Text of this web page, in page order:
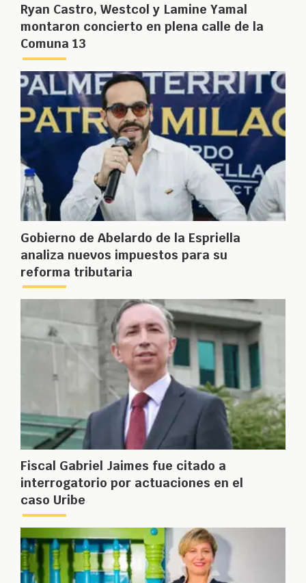
Ryan Castro, Westcol y Lamine Yamal
montaron concierto en plena calle de la
Comuna 13
Gobierno de Abelardo de la Espriella
analiza nuevos impuestos para su
reforma tributaria
Fiscal Gabriel Jaimes fue citado a
interrogatorio por actuaciones en el
caso Uribe